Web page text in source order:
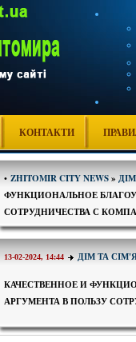
КОНТАКТИ
• ZHITOMIR CITY NEWS»
ФУНКЦИОНАЛЬНОЕ
СОТРУДНИЧЕСТВА С
13-02-2024, 14:44 ДІМ ТА
КАЧЕСТВЕННОЕ И
АРГУМЕНТА В ПОЛЬЗУ